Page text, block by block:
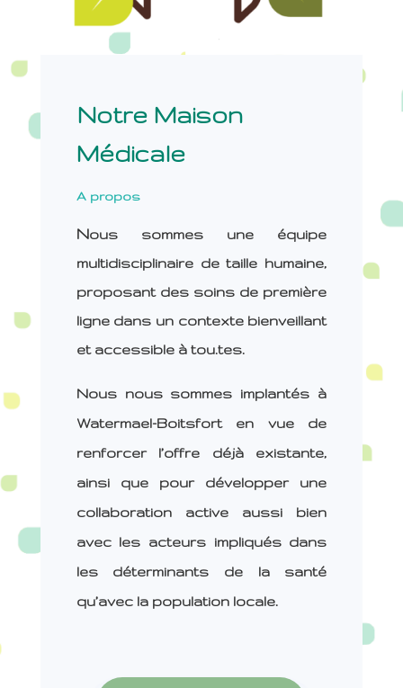
Notre Maison
Médicale
A propos
Nous sommes une équipe
multidisciplinaire de taille humaine,
proposant des soins de première
ligne dans un contexte bienveillant
et accessible à tou.tes.
Nous nous sommes implantés à
Watermael-Boitsfort en vue de
renforcer l’offre déjà existante,
ainsi que pour développer une
collaboration active aussi bien
avec les acteurs impliqués dans
les déterminants de la santé
qu’avec la population locale.